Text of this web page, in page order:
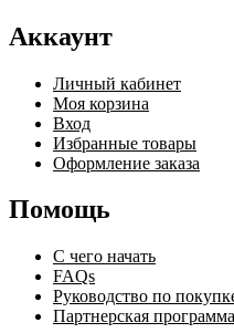
Аккаунт
Личный кабинет
Моя корзина
Вход
Избранные товары
Оформление заказа
Помощь
С чего начать
FAQs
Руководство по
Партнерская программа